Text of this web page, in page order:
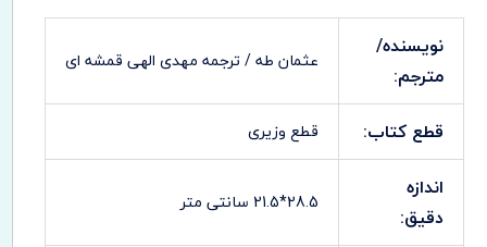
نویسنده/
مترجم:
عثمان طه / ترجمه مهدی الهی قمشه ای
قطع کتاب: قطع وزیری
اندازه
دقیق:
28.5*21.5 سانتی متر